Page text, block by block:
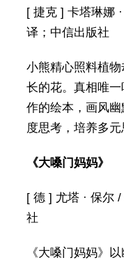
[ 捷克 ] 卡塔琳娜
译；中信出版社
小熊精心照料植
长的花。真相唯
作的绘本，画风
度思考，培养多元
《大嗓门妈妈》
[ 德 ] 尤塔 · 保尔
社
《大嗓门妈妈》